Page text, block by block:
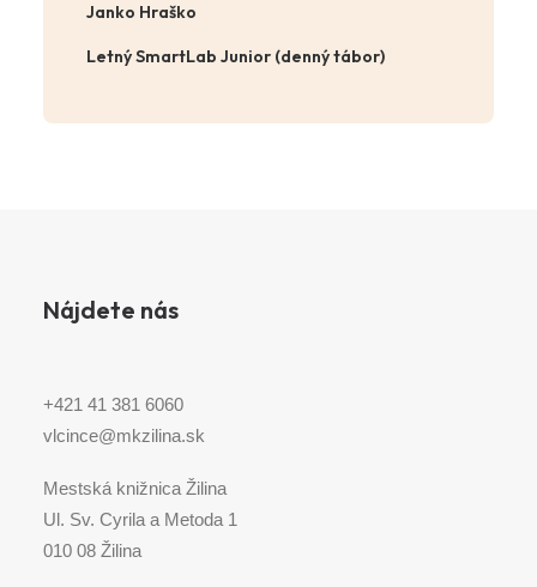
Janko Hraško
Letný SmartLab Junior (denný tábor)
Nájdete nás
+421 41 381 6060
vlcince@mkzilina.sk
Mestská knižnica Žilina
Ul. Sv. Cyrila a Metoda 1
010 08 Žilina